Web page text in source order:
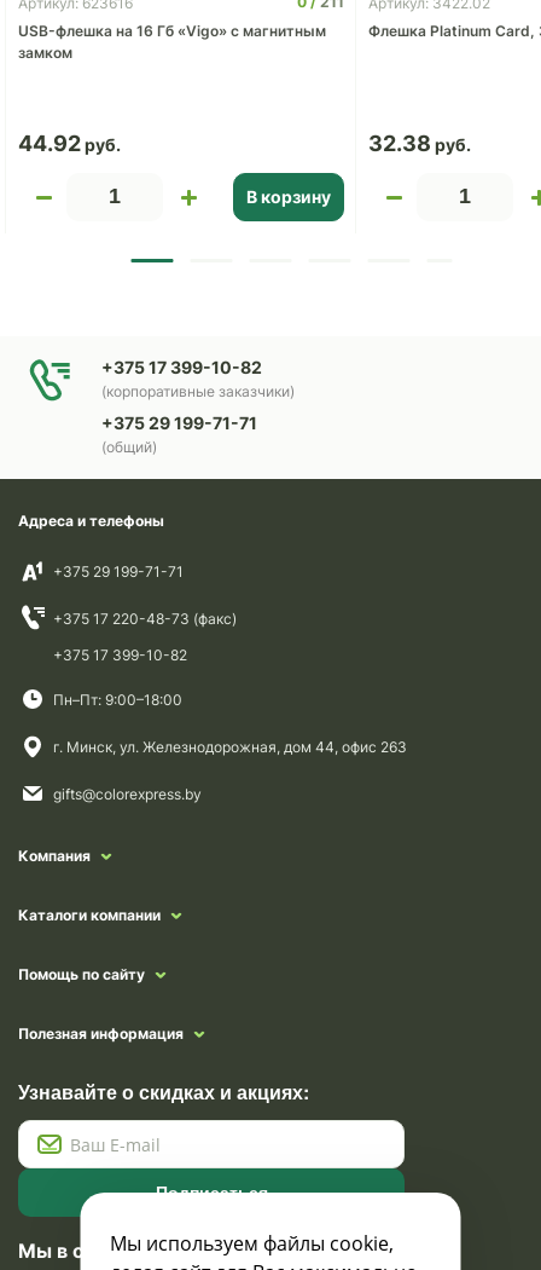
USB-флешка на 16 Гб «Vigo» с магнитным
замком
44.92
В корзину
Флешка Platinum Card,
32.38
+375 17 399-10-82
(корпоративные заказчики)
+375 29 199-71-71
(общий)
Адреса и телефоны
+375 29 199-71-71
+375 17 220-48-73 (факс)
+375 17 399-10-82
Пн–Пт: 9:00–18:00
г. Минск, ул. Железнодорожная, дом 44, офис 263
gifts@colorexpress.by
Компания
Каталоги компании
Помощь по сайту
Полезная информация
Узнавайте о скидках и акциях:
Подписаться
Мы в социальных сетях
Мы используем файлы cookie,